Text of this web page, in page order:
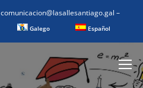
comunicacion@lasallesantiago.gal –
Galego Español